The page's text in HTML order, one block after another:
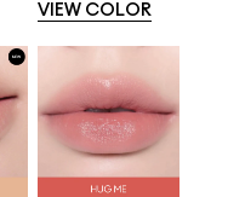
VIEW COLOR